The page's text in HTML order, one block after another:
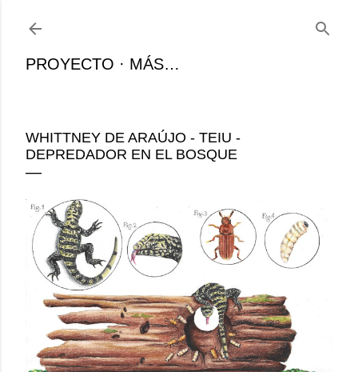
Ir al contenido principal
PROYECTO MÁS…
WHITTNEY DE ARAÚJO - TEIU -
DEPREDADOR EN EL BOSQUE